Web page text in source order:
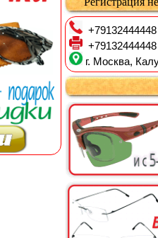
+79132444448
+79132444448
г. Москва,